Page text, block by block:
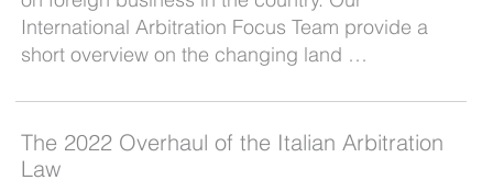
International Arbitration Focus Team provide a
short overview on the changing land …
The 2022 Overhaul of the Italian Arbitration
Law